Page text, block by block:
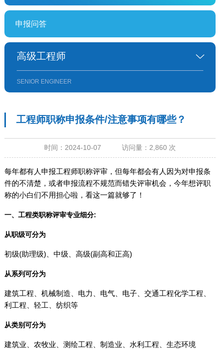
申报问答
高级工程师
SENIOR ENGINEER
工程师职称申报条件/注意事项有哪些？
时间：2024-10-07 访问量：2,860 次
每年都有人申报工程师职称评审，但每年都会有人因为对申报条
件的不清楚，或者申报流程不规范而错失评审机会，今年想评职
称的小白们不用担心啦，看这一篇就够了！
一、工程类职称评审专业细分:
从职级可分为
初级(助理级)、中级、高级(副高和正高)
从系列可分为
建筑工程、机械制造、电力、电气、电子、交通工程化学工程、
利工程、轻工、纺织等
从类别可分为
建筑业、农牧业、测绘工程、制造业、水利工程、生态环境